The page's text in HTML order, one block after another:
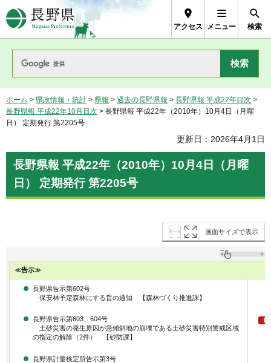
長野県Nagano Prefecture
アクセス メニュー 検索
ホーム > 県政情報・統計 > 県報 > 過去の長野県報 > 長野県報 平成22年目次 >
長野県報 平成22年10月目次 > 長野県報 平成22年（2010年）10月4日（月曜
日） 定期発行 第2205号
更新日：2026年4月1日
長野県報 平成22年（2010年）10月4日（月曜
日） 定期発行 第2205号
画面サイズで表示
≪告示≫
長野県告示第602号
保安林予定森林にする旨の通知 【森林づくり推進課】
長野県告示第603、604号
土砂災害の発生原因が急傾斜地の崩壊である土砂災害特別警戒区域
の指定の解除（2件） 【砂防課】
長野県計量検定所告示第3号